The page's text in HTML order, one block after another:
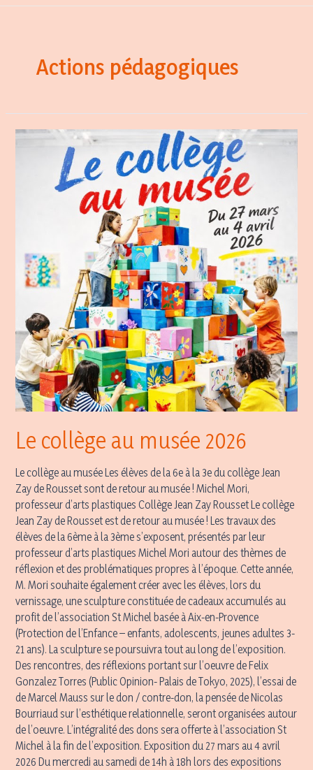
Actions pédagogiques
Le collège au musée 2026
Le collège au musée Les élèves de la 6e à la 3e du collège Jean
Zay de Rousset sont de retour au musée ! Michel Mori,
professeur d’arts plastiques Collège Jean Zay Rousset Le collège
Jean Zay de Rousset est de retour au musée ! Les travaux des
élèves de la 6ème à la 3ème s’exposent, présentés par leur
professeur d’arts plastiques Michel Mori autour des thèmes de
réflexion et des problématiques propres à l’époque. Cette année,
M. Mori souhaite également créer avec les élèves, lors du
vernissage, une sculpture constituée de cadeaux accumulés au
profit de l’association St Michel basée à Aix-en-Provence
(Protection de l’Enfance – enfants, adolescents, jeunes adultes 3-
21 ans). La sculpture se poursuivra tout au long de l’exposition.
Des rencontres, des réflexions portant sur l’oeuvre de Felix
Gonzalez Torres (Public Opinion- Palais de Tokyo, 2025), l’essai de
de Marcel Mauss sur le don / contre-don, la pensée de Nicolas
Bourriaud sur l’esthétique relationnelle, seront organisées autour
de l’oeuvre. L’intégralité des dons sera offerte à l’association St
Michel à la fin de l’exposition. Exposition du 27 mars au 4 avril
2026 Du mercredi au samedi de 14h à 18h lors des expositions